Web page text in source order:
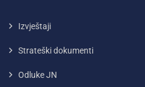
Izvještaji
Strateški dokumenti
Odluke JN